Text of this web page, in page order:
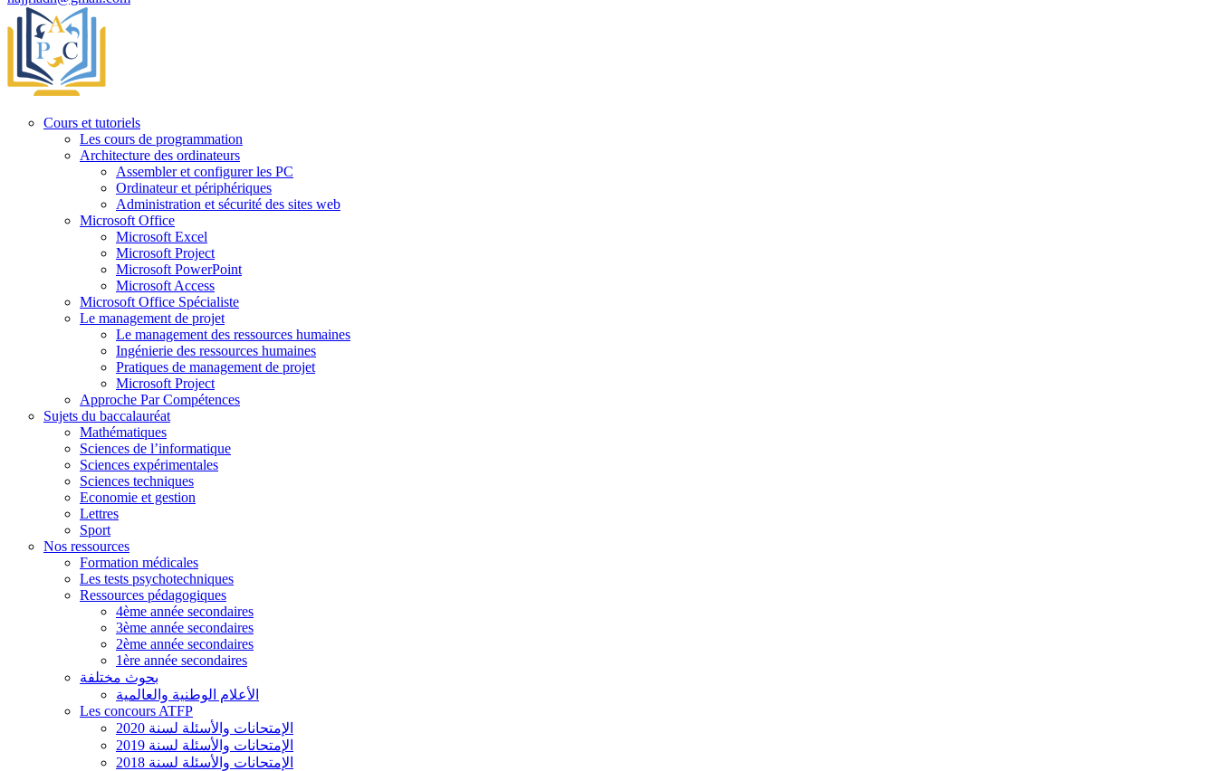
Cours et tutoriels
Les cours de programmation
Architecture des ordinateurs
Assembler et configurer les PC
Ordinateur et périphériques
Administration et sécurité des sites web
Microsoft Office
Microsoft Excel
Microsoft Project
Microsoft PowerPoint
Microsoft Access
Microsoft Office Spécialiste
Le management de projet
Le management des ressources humaines
Ingénierie des ressources humaines
Pratiques de management de projet
Microsoft Project
Approche Par Compétences
Sujets du baccalauréat
Mathématiques
Sciences de l’informatique
Sciences expérimentales
Sciences techniques
Economie et gestion
Lettres
Sport
Nos ressources
Formation médicales
Les tests psychotechniques
Ressources pédagogiques
4ème année secondaires
3ème année secondaires
2ème année secondaires
1ère année secondaires
بحوث مختلفة
الأعلام الوطنية والعالمية
Les concours ATFP
الإمتحانات والأسئلة لسنة 2020
الإمتحانات والأسئلة لسنة 2019
الإمتحانات والأسئلة لسنة 2018